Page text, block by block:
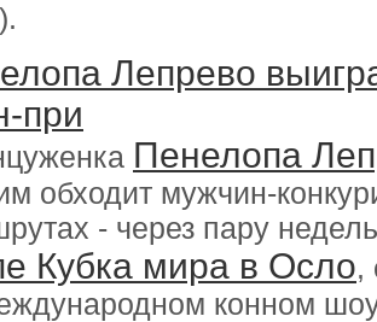
Лепрево
при
Пенелопа
обходит мужчин-
- через пару
Кубка мира в Осло,
конном